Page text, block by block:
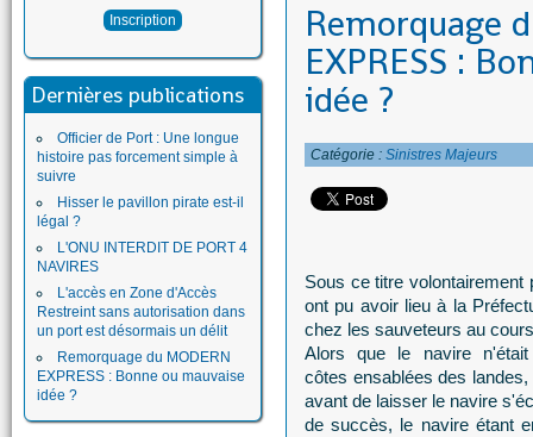
Dernières publications
Officier de Port : Une longue
histoire pas forcement simple à
suivre
Hisser le pavillon pirate est-il
légal ?
L'ONU INTERDIT DE PORT 4
NAVIRES
L'accès en Zone d'Accès
Restreint sans autorisation dans
un port est désormais un délit
Remorquage du MODERN
EXPRESS : Bonne ou mauvaise
idée ?
Remorquage
EXPRESS :
idée ?
Catégorie : Sinistres Majeurs
Sous ce titre
ont pu avoir lieu à la
chez les sauveteurs au
Alors que le navire
côtes ensablées des
avant de laisser le navire
de succès, le navire étant